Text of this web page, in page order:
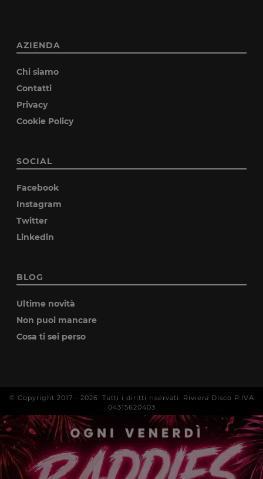
AZIENDA
Chi siamo
Contatti
Privacy
Cookie Policy
SOCIAL
Facebook
Instagram
Twitter
Linkedin
BLOG
Ultime novità
Non puoi mancare
Cosa ti sei perso
© Copyright 2017 - 2026. Tutti i diritti riservati. Riviera Disco P.IVA
04315620403